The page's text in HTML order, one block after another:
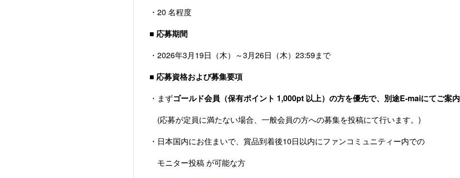
・20 名程度
■ 応募期間
・ 2026年3月19日（木）～3月26日（木）23:59まで
■ 応募資格および募集要項
・まずゴールド会員（保有ポイント 1,000pt 以上）の方を優先で、別途E-maiにてご案内
(応募が定員に満たない場合、一般会員の方への募集を投稿にて行います。)
・日本国内にお住まいで、 賞品到着後10日以内にファンコミュニティー内での
モニター投稿 が可能な方